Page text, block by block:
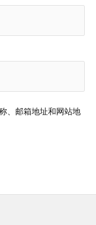
、邮箱地址和网站地